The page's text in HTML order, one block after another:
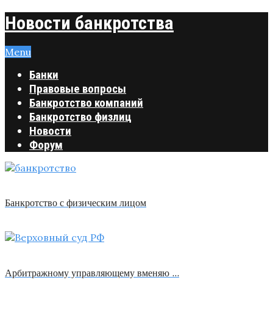
Новости банкротства
Menu
Банки
Правовые вопросы
Банкротство компаний
Банкротство физлиц
Новости
Форум
Банкротство с физическим лицом
Арбитражному управляющему вменяю …